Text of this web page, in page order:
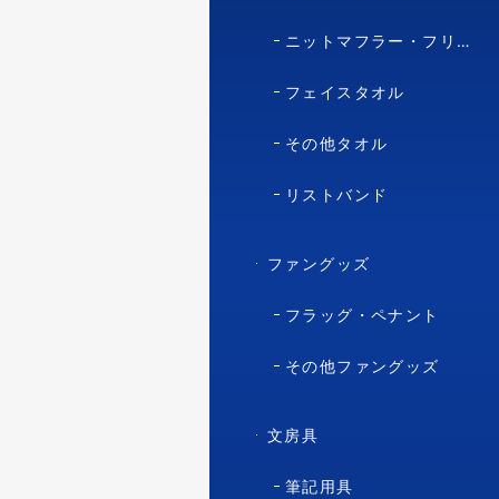
ニットマフラー・フリースマフラー
フェイスタオル
その他タオル
リストバンド
ファングッズ
フラッグ・ペナント
その他ファングッズ
文房具
筆記用具